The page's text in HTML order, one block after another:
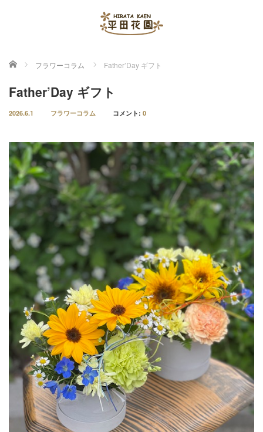
ホーム フラワーコラム Father’Day ギフト
Father’Day ギフト
2026.6.1 フラワーコラム コメント: 0